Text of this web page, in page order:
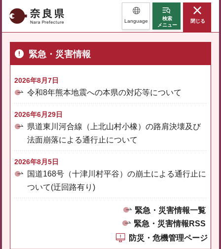
奈良県 Language
検索
メニュー
閉じる
緊急・災害情報
2026年8月7日
令和8年熊本地震への本県の対応等について
2026年6月29日
県道東川河合線（上北山村小橡）の路肩決壊及び
法面崩落による通行止について
2026年8月5日
国道168号（十津川村平谷）の崩土による通行止に
ついて(迂回路有り)
緊急・災害情報一覧
緊急・災害情報RSS
防災・危機管理ページ